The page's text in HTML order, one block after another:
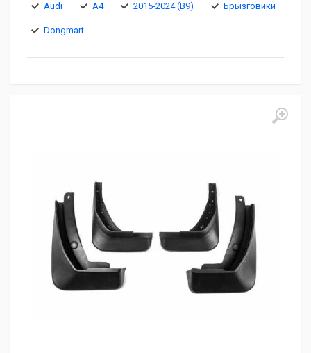
Audi A4 2015-2024 (B9) Брызговики
Dongmart